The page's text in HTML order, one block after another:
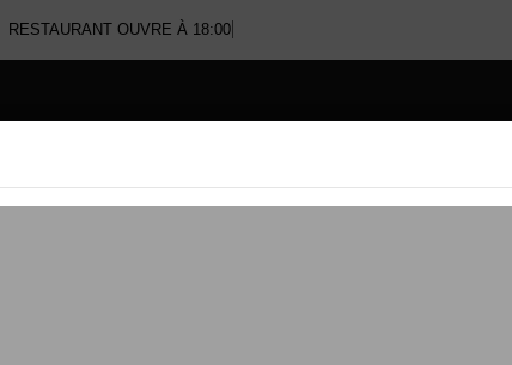
RESTAURANT OUVRE À 18:00